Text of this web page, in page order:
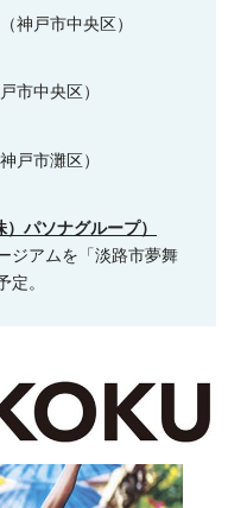
神戸市中央区）
市中央区）
戸市灘区）
パソナグループ）
ジアムを「淡路市夢舞
定。